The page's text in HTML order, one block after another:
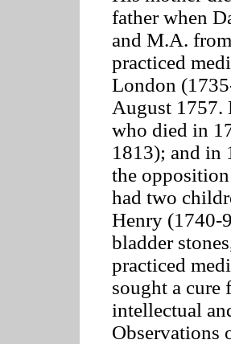
father when
and M.A.
practiced
London
August 1757.
who died in
1813); and in
the
had two
Henry (1740-
bladder
practiced
sought a cure
intellectual
Observations